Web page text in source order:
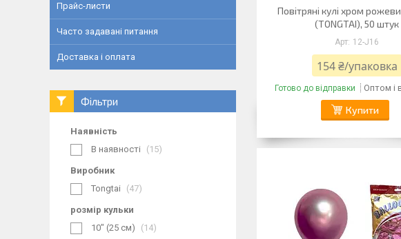
Повітряні кулі хром
(TONGTAI), 50 штук
12-J16
154 ₴/упаковка
Готово до відправки Оптом і
Купити
Прайс-листи
Часто задавані питання
Доставка і оплата
Фільтри
Наявність
В наявності
15
Виробник
Tongtai
47
розмір кульки
10" (25 см)
14